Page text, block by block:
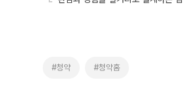
#청약 #청약홈